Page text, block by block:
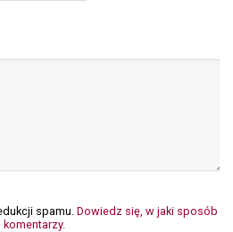
spamu. Dowiedz się, w jaki sposób